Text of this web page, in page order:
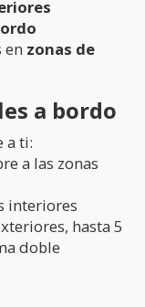
en zonas de
a bordo
a ti:
a las zonas
interiores
hasta 5
doble